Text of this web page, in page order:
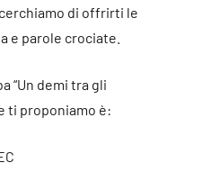
di offrirti le
e parole crociate.
“Un demi tra gli
ti proponiamo è: